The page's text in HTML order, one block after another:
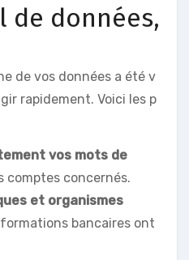
de données,
de vos données a été v
rapidement. Voici les p
vos mots de
comptes concernés.
et organismes
bancaires ont